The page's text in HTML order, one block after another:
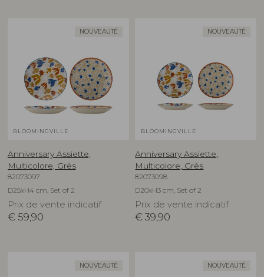
NOUVEAUTÉ
BLOOMINGVILLE
Anniversary Assiette,
Multicolore, Grès
82073097
D25xH4 cm, Set of 2
Prix de vente indicatif
€ 59,90
NOUVEAUTÉ
BLOOMINGVILLE
Anniversary Assiette,
Multicolore, Grès
82073098
D20xH3 cm, Set of 2
Prix de vente indicatif
€ 39,90
NOUVEAUTÉ NOUVEAUTÉ